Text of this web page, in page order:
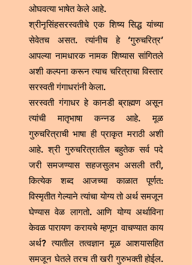
ओघवत्या भाषेत केले आहे.
श्रीनृसिंहसरस्वतीचे एक शिष्य सिद्ध यांच्या
सेवेतच असत. त्यांनीच हे ‘गुरुचरित्र’
आपल्या नामधारक नामक शिष्यास सांगितले
अशी कल्पना करून त्याच चरित्राचा विस्तार
सरस्वती गंगाधरांनी केला.
सरस्वती गंगाधर हे कानडी ब्राह्मण असून
त्यांची मातृभाषा कन्नड आहे. मूळ
गुरुचरित्राची भाषा ही प्राकृत मराठी अशी
आहे. श्री गुरुचरित्रातील बहुतेक सर्व पदे
जरी समजण्यास सहजसुलभ असली तरी,
कित्येक शब्द आजच्या काळात पूर्णत:
विस्मृतीत गेल्याने त्यांचा योग्य तो अर्थ समजून
घेण्यास वेळ लागतो. आणि योग्य अर्थाविना
केवळ पारायण करायचे म्हणून वाचण्यात काय
अर्थ? त्यातील तत्वज्ञान मूळ आशयासहित
समजून घेतले तरच ती खरी गुरुभक्ती होईल.